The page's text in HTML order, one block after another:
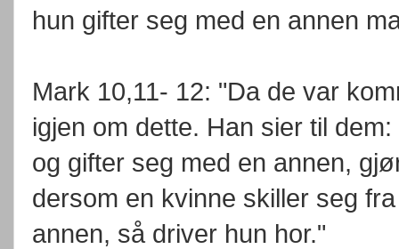
hun gifter seg med en annen
Mark 10,11- 12: "Da de var
igjen om dette. Han sier til
og gifter seg med en annen,
dersom en kvinne skiller seg
annen, så driver hun hor."